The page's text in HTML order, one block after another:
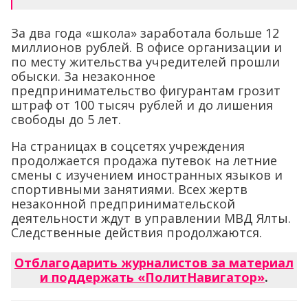
За два года «школа» заработала больше 12
миллионов рублей. В офисе организации и
по месту жительства учредителей прошли
обыски. За незаконное
предпринимательство фигурантам грозит
штраф от 100 тысяч рублей и до лишения
свободы до 5 лет.
На страницах в соцсетях учреждения
продолжается продажа путевок на летние
смены с изучением иностранных языков и
спортивными занятиями. Всех жертв
незаконной предпринимательской
деятельности ждут в управлении МВД Ялты.
Следственные действия продолжаются.
Отблагодарить журналистов за материал
и поддержать «ПолитНавигатор».